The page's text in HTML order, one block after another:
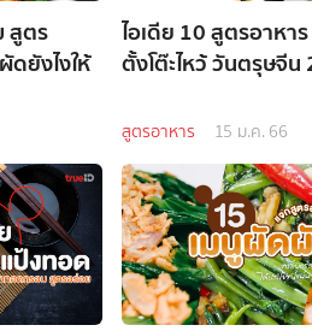
สูตร
ดยังไงให้
ไอเดีย 10 สูตรอาหา
ตั้งโต๊ะไหว้ วันตรุษจีน
สูตรอาหาร 15 ม.ค. 66